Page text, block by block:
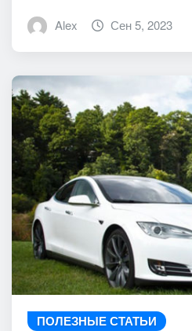
Alex Сен 5, 2023
ПОЛЕЗНЫЕ СТАТЬИ